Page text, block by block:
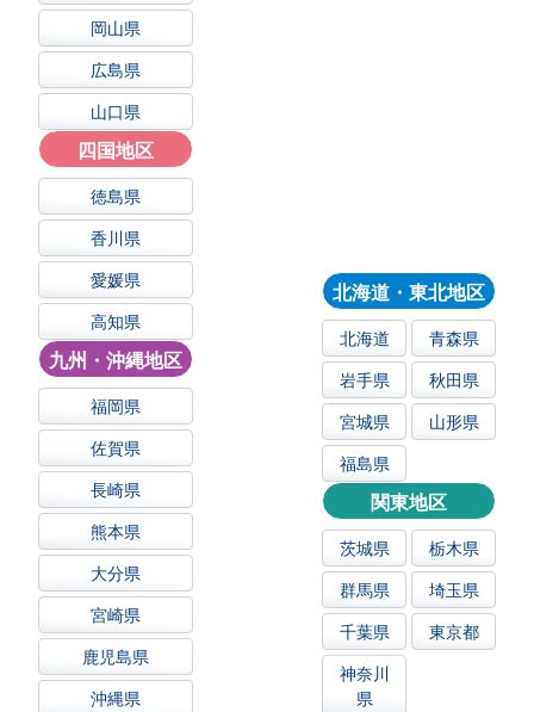
北海道・東北地区
北海道
青森県
岩手県
秋田県
宮城県
山形県
福島県
関東地区
茨城県
栃木県
群馬県
埼玉県
千葉県
東京都
神奈川
県
岡山県
広島県
山口県
四国地区
徳島県
香川県
愛媛県
高知県
九州・沖縄地区
福岡県
佐賀県
長崎県
熊本県
大分県
宮崎県
鹿児島県
沖縄県